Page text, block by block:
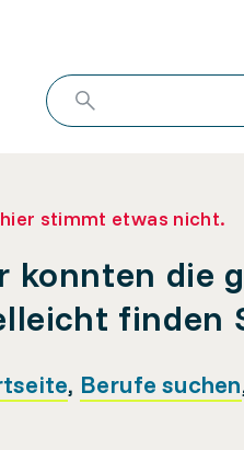
hier stimmt etwas nicht.
konnten die
finden
, Berufe suchen